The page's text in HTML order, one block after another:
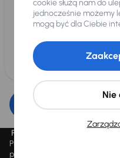
Promocja „Letnie przeceny aż
Promocja „Letnie przeceny
placówkach Autocentrum AAA
cookie służą nam do
jednocześnie możemy
mogą być dla Ciebie
Nie